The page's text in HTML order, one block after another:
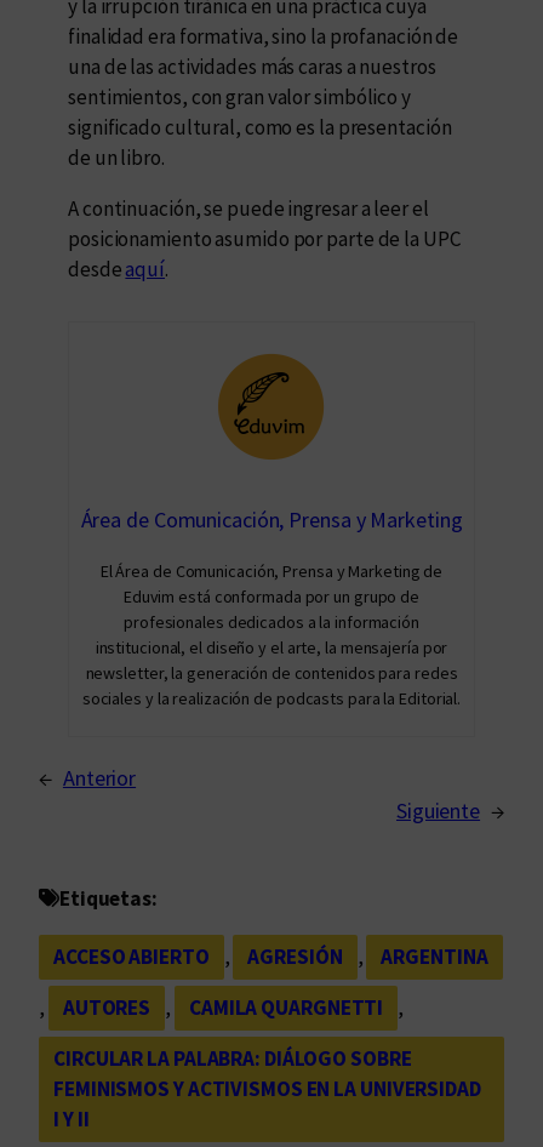
y la irrupción tiránica en una práctica cuya
finalidad era formativa, sino la profanación de
una de las actividades más caras a nuestros
sentimientos, con gran valor simbólico y
significado cultural, como es la presentación
de un libro.
A continuación, se puede ingresar a leer el
posicionamiento asumido por parte de la UPC
desdeaquí.
Área de Comunicación, Prensa y Marketing
El Área de Comunicación, Prensa y Marketing de
Eduvim está conformada por un grupo de
profesionales dedicados a la información
institucional, el diseño y el arte, la mensajería por
newsletter, la generación de contenidos para redes
sociales y la realización de podcasts para la Editorial.
← Anterior
Siguiente →
Etiquetas:
ACCESO ABIERTO , AGRESIÓN ,
ARGENTINA
,
AUTORES , CAMILA QUARGNETTI
,
CIRCULAR LA PALABRA: DIÁLOGO SOBRE
FEMINISMOS Y ACTIVISMOS EN LA UNIVERSIDAD
I Y II